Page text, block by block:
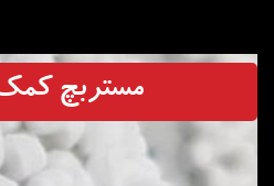
مستربچ